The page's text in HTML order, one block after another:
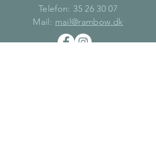
Telefon: 35 26 30 07
Mail: mail@rambow.dk